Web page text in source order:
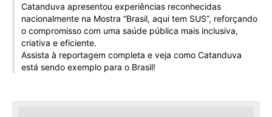
Projetos
Links
Telefones Úteis
A Prefeitura
Catanduva apresentou experiências reconhecidas
nacionalmente na Mostra “Brasil, aqui tem SUS”, reforçando
o compromisso com uma saúde pública mais inclusiva,
criativa e eficiente.
Assista à reportagem completa e veja como Catanduva
está sendo exemplo para o Brasil!